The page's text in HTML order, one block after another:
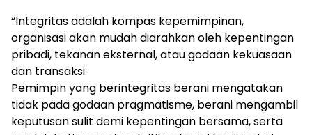
“Integritas adalah kompas kepemimpinan,
organisasi akan mudah diarahkan oleh kepentingan
pribadi, tekanan eksternal, atau godaan kekuasaan
dan transaksi.
Pemimpin yang berintegritas berani mengatakan
tidak pada godaan pragmatisme, berani mengambil
keputusan sulit demi kepentingan bersama, serta